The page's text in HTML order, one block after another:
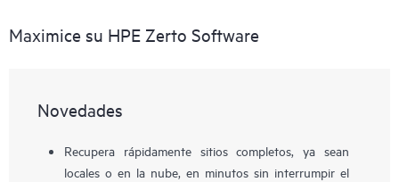
Maximice su HPE Zerto Software
Novedades
Recupera rápidamente sitios completos, ya sean
locales o en la nube, en minutos sin interrumpir el